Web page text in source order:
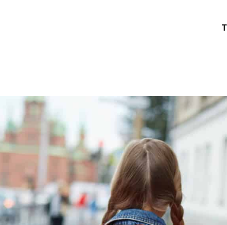
Trygg Trafikk mener Risikogruppe /Barn (0–14 år)
Barn (0–14 år)
Barn i alderen 0–14 år utvikler seg
emosjonelt. Deres evne til å vurdere
utvikling, noe som gjør at de ofte